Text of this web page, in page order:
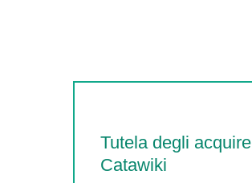
Tutela degli
Catawiki